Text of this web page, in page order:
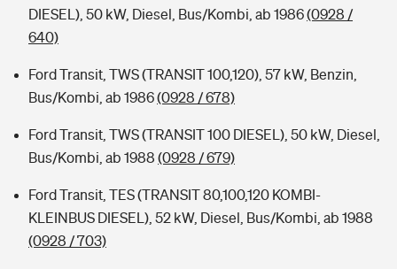
DIESEL), 50 kW, Diesel, Bus/Kombi, ab 1986(0928 /
640)
Ford Transit, TWS (TRANSIT 100,120), 57 kW, Benzin,
Bus/Kombi, ab 1986(0928 / 678)
Ford Transit, TWS (TRANSIT 100 DIESEL), 50 kW, Diesel,
Bus/Kombi, ab 1988 (0928 / 679)
Ford Transit, TES (TRANSIT 80,100,120 KOMBI-
KLEINBUS DIESEL), 52 kW, Diesel, Bus/Kombi, ab 1988
(0928 / 703)